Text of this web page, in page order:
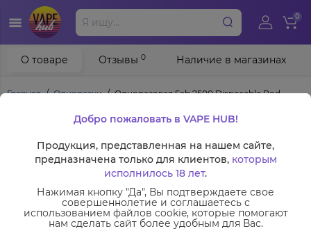
0
Главная Одноразки Одноразовая Sab 2500 Disposable Pod
Одноразовая Sab 2500 Disposable
Pod на 2500 затяжок
Производитель:
Код Товара:7177
О товаре Отзывы 0 Наличие в магазинах
Добро пожаловать в VAPE HUB!
Продукция, представленная на нашем сайте,
предназначена только для клиентов, которым
исполнилось 18 лет.
Нажимая кнопку "Да", Вы подтверждаете свое
совершеннолетие и соглашаетесь с
использованием файлов cookie, которые помогают
нам сделать сайт более удобным для Вас.